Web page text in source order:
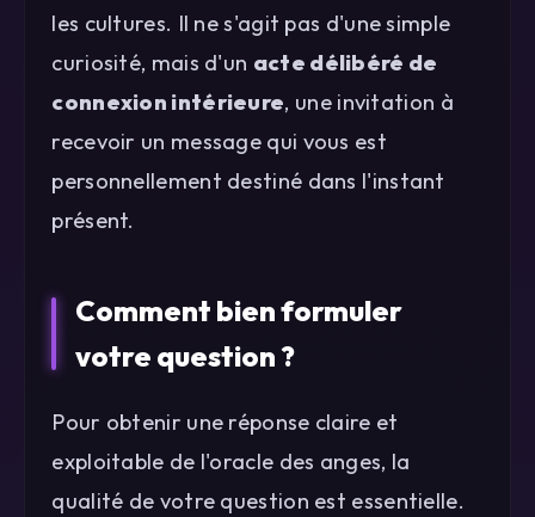
les cultures. Il ne s'agit pas d'une simple
curiosité, mais d'un acte délibéré de
connexion intérieure, une invitation à
recevoir un message qui vous est
personnellement destiné dans l'instant
présent.
Comment bien formuler
votre question ?
Pour obtenir une réponse claire et
exploitable de l'oracle des anges, la
qualité de votre question est essentielle.